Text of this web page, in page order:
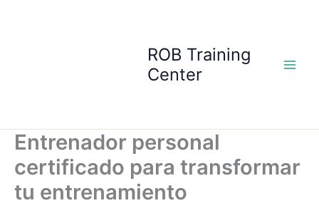
ROB Training
Center
Entrenador personal
certificado para transformar
tu entrenamiento